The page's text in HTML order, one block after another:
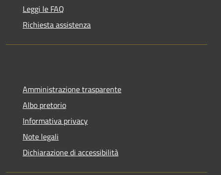
Leggi le FAQ
Richiesta assistenza
Amministrazione trasparente
Albo pretorio
Informativa privacy
Note legali
Dichiarazione di accessibilità